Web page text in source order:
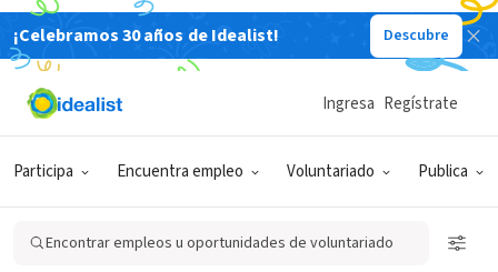
¡Celebramos 30 años de Idealist! Descubre
Participa Encuentra empleo Voluntariado Publica
Ingresa Regístrate
Encontrar empleos u oportunidades de voluntariado
Endangered Primate Foundation
Jacksonville, FL www.prosimiansanctuary.org